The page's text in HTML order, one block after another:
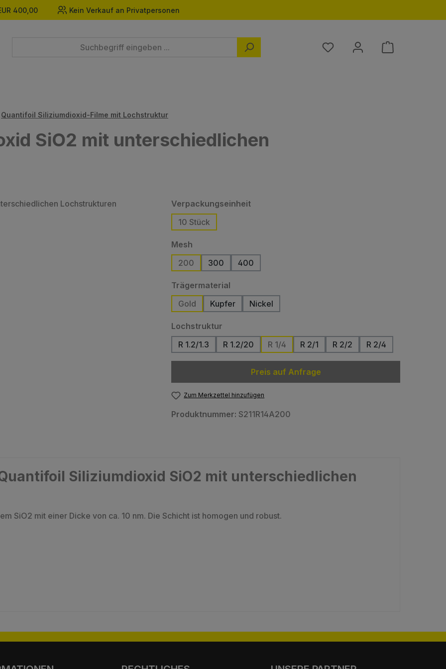
400,00 Kein Verkauf an Privatpersonen
Du hast 0 Produkte auf dem
Quantifoil Siliziumdioxid-Filme mit Lochstruktur
SiO2 mit unterschiedlichen
Verpackungseinheitauswählen
10 Stück
Mesh
200
300 400
Trägermaterial
Gold
Kupfer Nickel
Lochstruktur
R 1.2/1.3
(Diese Option ist zurzeit nicht verfügbar.)
R 1.2/20
(Diese Option ist zurzeit nicht verfügbar.)
R 1/4 R 2/1
(Diese Option ist zurzeit nicht
R 2/2 R 2/4
Preis auf Anfrage
Zum Merkzettel hinzufügen
Produktnummer: S211R14A200
Siliziumdioxid SiO2 mit unterschiedlichen
SiO2 mit einer Dicke von ca. 10 nm. Die Schicht ist homogen und robust.